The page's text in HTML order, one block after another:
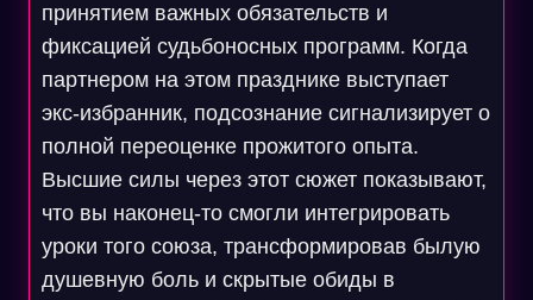
принятием важных обязательств и
фиксацией судьбоносных программ. Когда
партнером на этом празднике выступает
экс-избранник, подсознание сигнализирует о
полной переоценке прожитого опыта.
Высшие силы через этот сюжет показывают,
что вы наконец-то смогли интегрировать
уроки того союза, трансформировав былую
душевную боль и скрытые обиды в